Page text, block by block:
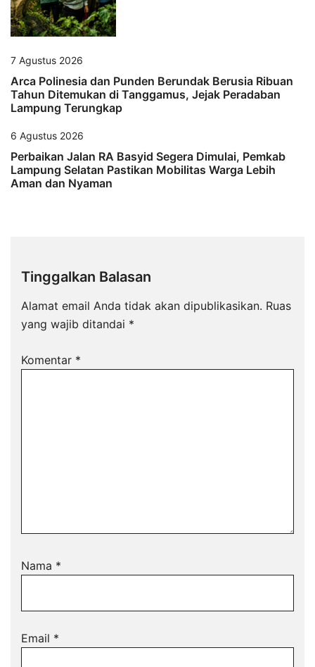
7 Agustus 2026
Arca Polinesia dan Punden Berundak Berusia Ribuan
Tahun Ditemukan di Tanggamus, Jejak Peradaban
Lampung Terungkap
6 Agustus 2026
Perbaikan Jalan RA Basyid Segera Dimulai, Pemkab
Lampung Selatan Pastikan Mobilitas Warga Lebih
Aman dan Nyaman
Tinggalkan Balasan
Alamat email Anda tidak akan dipublikasikan. Ruas
yang wajib ditandai *
Komentar *
Nama *
Email *